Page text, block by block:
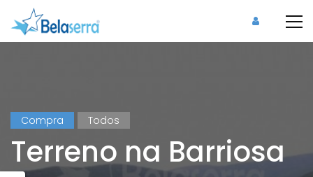
Compra Todos
Terreno na Barriosa